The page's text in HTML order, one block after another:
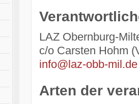
LAZ Obernburg-
c/o Carsten Hohm
info@laz-obb-mil.de
Arten der